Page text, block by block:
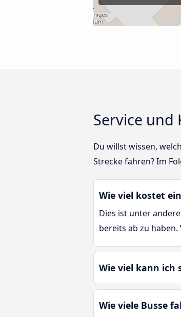
Service und
Du willst wissen,
Strecke fahren? Im
Wie viel kostet
Dies ist unter
bereits ab zu
Wie viel kann ich
Wie viele Busse